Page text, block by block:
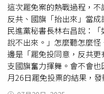
這次罷免案的熱戰過程，
反共、國旗「抬出來」當
民進黨秘書長林右昌說：
說不出來。」怎麼聽怎麼
邊是「罷免投同意，反共
支國旗奮力揮舞。會不會
月26日罷免投票的結果，
二黨可能也沒想到。來賓